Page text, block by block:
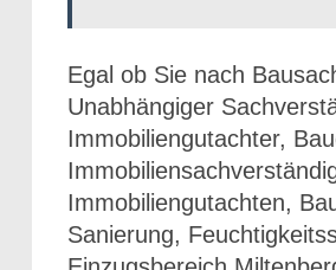
Egal ob Sie nach
Unabhängiger
Immobiliengutachter,
Immobiliengutachten,
Sanierung,